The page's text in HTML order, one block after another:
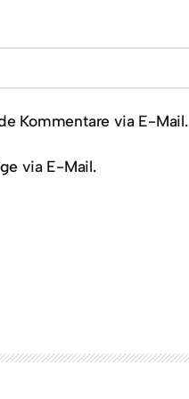
Kommentare via E-Mail.
via E-Mail.